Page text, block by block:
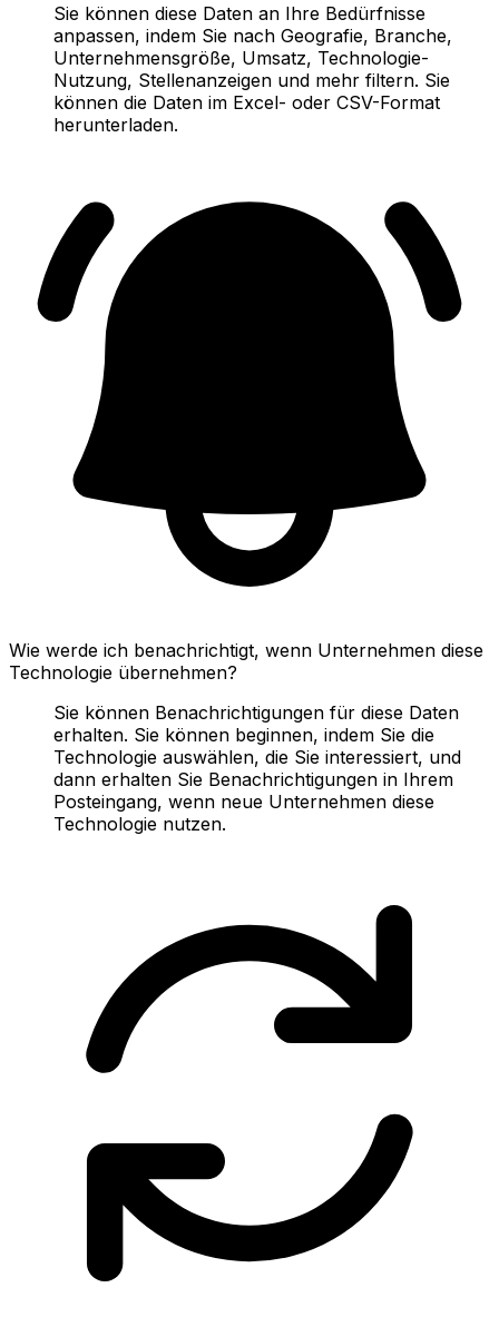
Sie können diese Daten an Ihre Bedürfnisse
anpassen, indem Sie nach Geografie, Branche,
Unternehmensgröße, Umsatz, Technologie-
Nutzung, Stellenanzeigen und mehr filtern. Sie
können die Daten im Excel- oder CSV-Format
herunterladen.
Wie werde ich benachrichtigt, wenn Unternehmen diese
Technologie übernehmen?
Sie können Benachrichtigungen für diese Daten
erhalten. Sie können beginnen, indem Sie die
Technologie auswählen, die Sie interessiert, und
dann erhalten Sie Benachrichtigungen in Ihrem
Posteingang, wenn neue Unternehmen diese
Technologie nutzen.